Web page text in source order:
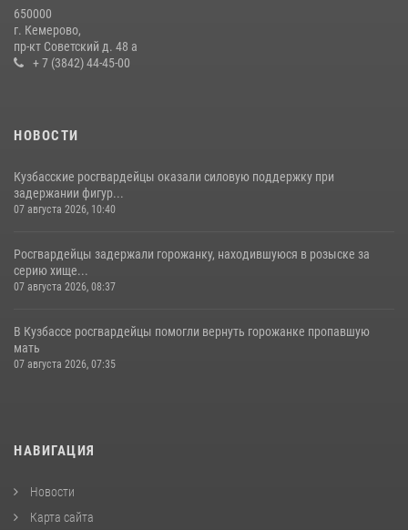
с покупками
20 июля 2026, 08:52
650000
г. Кемерово,
пр-кт Советский д. 48 а
+ 7 (3842) 44-45-00
НОВОСТИ
Кузбасские росгвардейцы оказали силовую поддержку при
задержании фигур...
07 августа 2026, 10:40
Росгвардейцы задержали горожанку, находившуюся в розыске за
серию хище...
07 августа 2026, 08:37
В Кузбассе росгвардейцы помогли вернуть горожанке пропавшую
мать
07 августа 2026, 07:35
НАВИГАЦИЯ
Новости
Карта сайта